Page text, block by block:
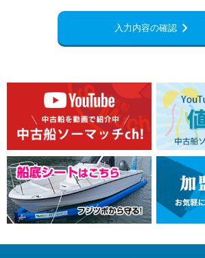
入力内容の確認chevron_right